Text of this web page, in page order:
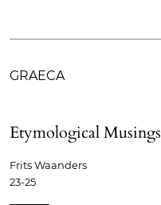
GRAECA
Etymological Musings
Frits Waanders
23-25